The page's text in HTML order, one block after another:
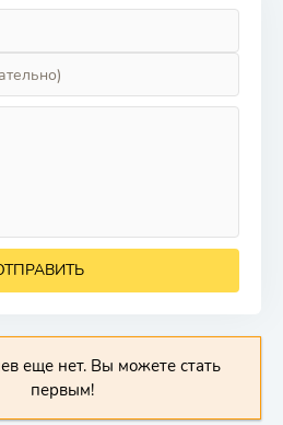
еще нет. Вы можете стать
первым!